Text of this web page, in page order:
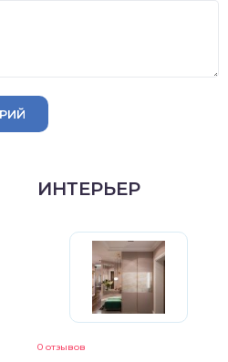
ИНТЕРЬЕР
0 отзывов